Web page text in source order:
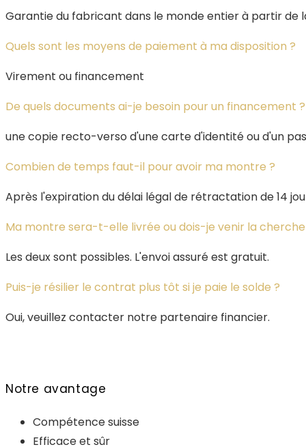
Garantie du fabricant dans le monde entier à partir de
Quels sont les moyens de paiement à ma disposition ?
Virement ou financement
De quels documents ai-je besoin pour un financement ?
une copie recto-verso d'une carte d'identité ou d'un
Combien de temps faut-il pour avoir ma montre ?
Après l'expiration du délai légal de rétractation de 14
Ma montre sera-t-elle livrée ou dois-je venir la
Les deux sont possibles. L'envoi assuré est gratuit.
Puis-je résilier le contrat plus tôt si je paie le solde ?
Oui, veuillez contacter notre partenaire financier.
Notre avantage
Compétence suisse
Efficace et sûr